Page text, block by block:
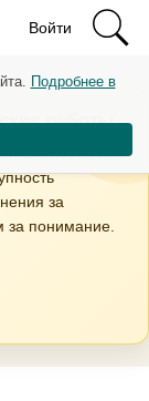
Войти
работы
перебои в
за
за понимание.
Подробнее в